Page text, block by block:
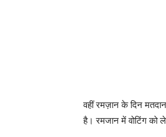
वहीं रमज़ान के दिन
है। रमजान में वोटिंग को